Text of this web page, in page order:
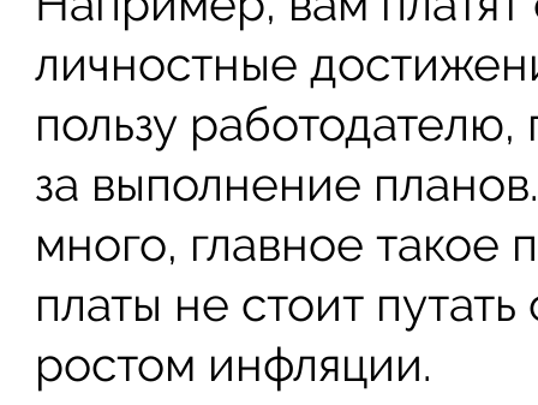
личностные
пользу
за выполнение
много, главное
платы не стоит
ростом инфляции.